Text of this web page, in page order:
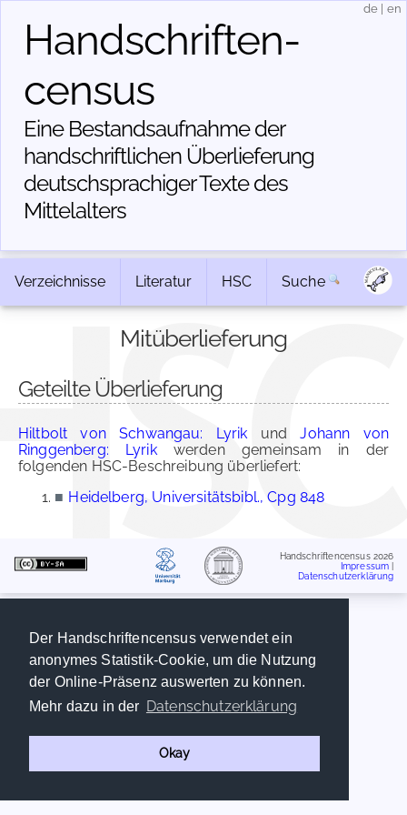
Der Handschriftencensus verwendet ein
anonymes Statistik-Cookie, um die Nutzung
der Online-Präsenz auswerten zu können.
Mehr dazu in der Datenschutzerklärung
Okay
Handschriften­
census
Eine Bestandsaufnahme der
handschriftlichen Über­lieferung
deutschsprachiger Texte des
Mittelalters
de en
Verzeichnisse Literatur HSC Suche
Mitüberlieferung
Geteilte Überlieferung
Hiltbolt von Schwangau: Lyrik undJohann von
Ringgenberg: Lyrikwerden gemeinsam in der
folgenden HSC-Beschreibung überliefert:
■ Heidelberg, Universitätsbibl., Cpg 848
Handschriftencensus 2026
Impressum
Datenschutzerklärung